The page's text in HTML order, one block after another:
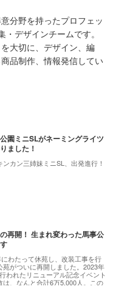
分野を持ったプロフェッ
デザインチームです。
大切に、デザイン、編
品制作、情報発信してい
園ミニSLがネーミングライツ
ました！
カン三姉妹ミニSL、出発進行！
再開！ 生まれ変わった馬事公
わたって休苑し、改装工事を行
苑がついに再開しました。2023年
われたリニューアル記念イベント
は、なんと合計6万5,000人。この